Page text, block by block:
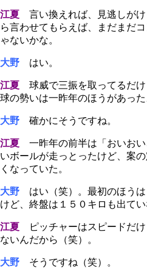
江夏
言い換えれば、見逃しが
ら言わせてもらえば、まだまだ
ゃないかな。
大野 はい。
江夏
球威で三振を取ってるだ
球の勢いは一昨年のほうがあった
大野 確かにそうですね。
江夏 一昨年の前半は「おいお
いボールが走っとったけど、案
くなっていた。
大野 はい（笑）。最初のほう
けど、終盤は１５０キロも出てい
江夏 ピッチャーはスピードだけ
ないんだから（笑）。
大野 そうですね（笑）。